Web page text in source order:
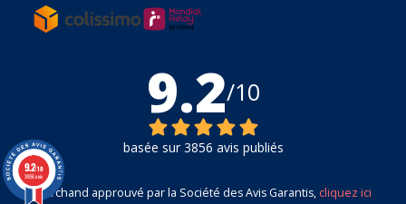
9.2/10
basée sur 3856 avis publiés
Marchand approuvé par la Société des Avis Garantis, cliquez ici
9.2/10
3856 avis